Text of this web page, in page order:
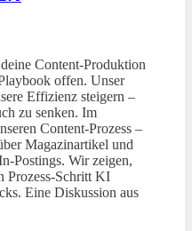
Content-Produktion
offen. Unser
Effizienz steigern –
zu senken. Im
Content-Prozess –
Magazinartikel und
Postings. Wir zeigen,
Prozess-Schritt KI
Eine Diskussion aus